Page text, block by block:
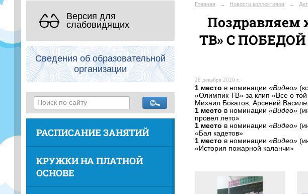
Версия для
слабовидящих
Сведения об образовательной
организации
РАСПИСАНИЕ ЗАНЯТИЙ
КРУЖКИ НА ПЛАТНОЙ
ОСНОВЕ
Главная → Новости коллективов →
Поздравляем
ТВ» С ПОБЕДОЙ
28 декабря 2020 г.
1 место в номинации «Видео»
«Олимпик ТВ» за клип «Все о
Михаил Бокатов, Арсений
1 место в номинации «Видео»
провел лето»
1 место в номинации «Видео»
«Бал кадетов»
1 место в номинации «Видео»
«История пожарной каланчи»